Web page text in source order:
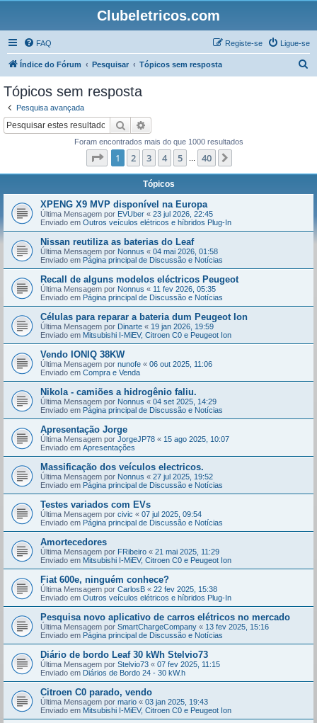
Clubeletricos.com
FAQ Ligue-se
Registe-se
Índice do Fórum Pesquisar Tópicos sem resposta
Tópicos sem resposta
Pesquisa avançada
Pesquisar
Foram encontrados mais do que 1000 resultados
Página de 40
1 2 3 4 5 40
Tópicos
XPENG X9 MVP disponível na Europa
Última Mensagem por EVUber « 23 jul 2026, 22:45
Enviado em Outros veículos elétricos e híbridos Plug-In
Nissan reutiliza as baterias do Leaf
Última Mensagem por Nonnus « 04 mai 2026, 01:58
Enviado em Página principal de Discussão e Notícias
Recall de alguns modelos eléctricos Peugeot
Última Mensagem por Nonnus « 11 fev 2026, 05:35
Enviado em Página principal de Discussão e Notícias
Células para reparar a bateria dum Peugeot Ion
Última Mensagem por Dinarte « 19 jan 2026, 19:59
Enviado em Mitsubishi I-MiEV, Citroen C0 e Peugeot Ion
Vendo IONIQ 38KW
Última Mensagem por nunofe « 06 out 2025, 11:06
Enviado em Compra e Venda
Nikola - camiões a hidrogênio faliu.
Última Mensagem por Nonnus « 04 set 2025, 14:29
Enviado em Página principal de Discussão e Notícias
Apresentação Jorge
Última Mensagem por JorgeJP78 « 15 ago 2025, 10:07
Enviado em Apresentações
Massificação dos veículos electricos.
Última Mensagem por Nonnus « 27 jul 2025, 19:52
Enviado em Página principal de Discussão e Notícias
Testes variados com EVs
Última Mensagem por civic « 07 jul 2025, 09:54
Enviado em Página principal de Discussão e Notícias
Amortecedores
Última Mensagem por FRibeiro « 21 mai 2025, 11:29
Enviado em Mitsubishi I-MiEV, Citroen C0 e Peugeot Ion
Fiat 600e, ninguém conhece?
Última Mensagem por CarlosB « 22 fev 2025, 15:38
Enviado em Outros veículos elétricos e híbridos Plug-In
Pesquisa novo aplicativo de carros elétricos no mercado
Última Mensagem por SmartChargeCompany « 13 fev 2025, 15:16
Enviado em Página principal de Discussão e Notícias
Diário de bordo Leaf 30 kWh Stelvio73
Última Mensagem por Stelvio73 « 07 fev 2025, 11:15
Enviado em Diários de Bordo 24 - 30 kW.h
Citroen C0 parado, vendo
Última Mensagem por mario « 03 jan 2025, 19:43
Enviado em Mitsubishi I-MiEV, Citroen C0 e Peugeot Ion